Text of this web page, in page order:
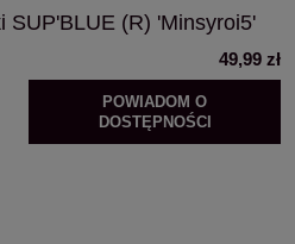
SUP'BLUE (R) 'Minsyroi5'
49,99 zł
POWIADOM O
DOSTĘPNOŚCI